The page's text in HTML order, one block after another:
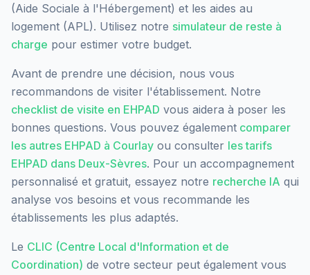
(Aide Sociale à l'Hébergement) et les aides au
logement (APL). Utilisez notre simulateur de reste à
charge pour estimer votre budget.
Avant de prendre une décision, nous vous
recommandons de visiter l'établissement. Notre
checklist de visite en EHPAD vous aidera à poser les
bonnes questions. Vous pouvez également comparer
les autres EHPAD à Courlay ou consulter les tarifs
EHPAD dans Deux-Sèvres. Pour un accompagnement
personnalisé et gratuit, essayez notre recherche IA qui
analyse vos besoins et vous recommande les
établissements les plus adaptés.
Le CLIC (Centre Local d'Information et de
Coordination) de votre secteur peut également vous